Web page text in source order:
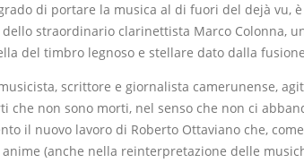
di portare la musica al di fuori del dejà vu,
dello straordinario clarinettista Marco
del timbro legnoso e stellare dato dalla
scrittore e giornalista camerunense,
che non sono morti, nel senso che non ci
il nuovo lavoro di Roberto Ottaviano che,
(anche nella reinterpretazione delle